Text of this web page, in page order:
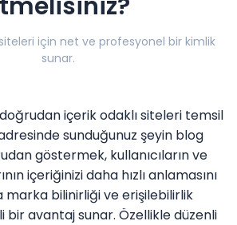
için net ve profesyonel bir kimlik
sunar.
doğrudan içerik odaklı siteleri temsil
sunduğunuz şeyin blog
göstermek, kullanıcıların ve
içeriğinizi daha hızlı anlamasını
marka bilinirliği ve erişilebilirlik
bir avantaj sunar. Özellikle düzenli